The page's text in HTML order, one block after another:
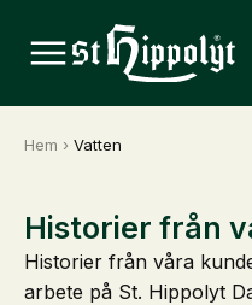
Hem › Vatten
Historier från
Historier från våra
arbete på St. Hippolyt